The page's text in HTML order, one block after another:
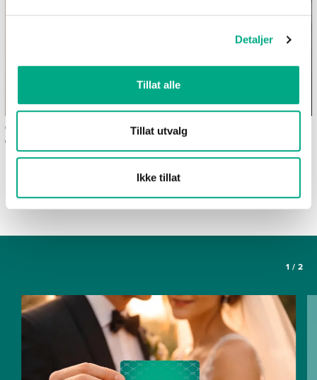
Detaljer
Tillat alle
Tillat utvalg
Ikke tillat
Ofte stilte spørsmål om
gavekortet Altiett
Våre spisesteder
SE FLERE ARTIKLER
1 / 2